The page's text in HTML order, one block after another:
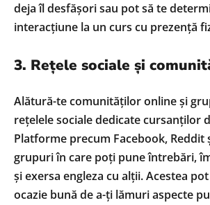
deja îl desfășori sau pot să te
interacțiune la un curs cu prezență
3. Rețele sociale și
Alătură-te comunităților online și
rețelele sociale dedicate cursanților
Platforme precum Facebook, Reddit
grupuri în care poți pune întrebări,
și exersa engleza cu alții. Acestea
ocazie bună de a-ți lămuri aspecte